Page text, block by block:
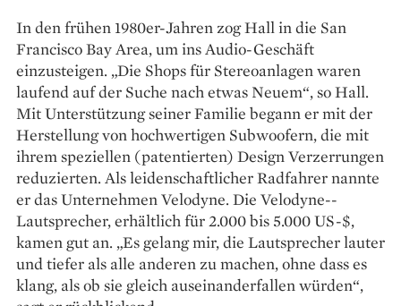
In den frühen 1980er-Jahren zog Hall in die San
Francisco Bay Area, um ins Audio-Geschäft
einzusteigen. „Die Shops für Stereoanlagen waren
laufend auf der Suche nach etwas Neuem“, so Hall.
Mit Unterstützung seiner Familie begann er mit der
Herstellung von hochwertigen Subwoofern, die mit
ihrem speziellen (patentierten) Design Verzerrungen
reduzierten. Als leidenschaftlicher Radfahrer nannte
er das Unternehmen Velodyne. Die Velodyne-­
Lautsprecher, erhältlich für 2.000 bis 5.000 US-$,
kamen gut an. „Es gelang mir, die Lautsprecher lauter
und tiefer als alle anderen zu machen, ohne dass es
klang, als ob sie gleich auseinanderfallen würden“,